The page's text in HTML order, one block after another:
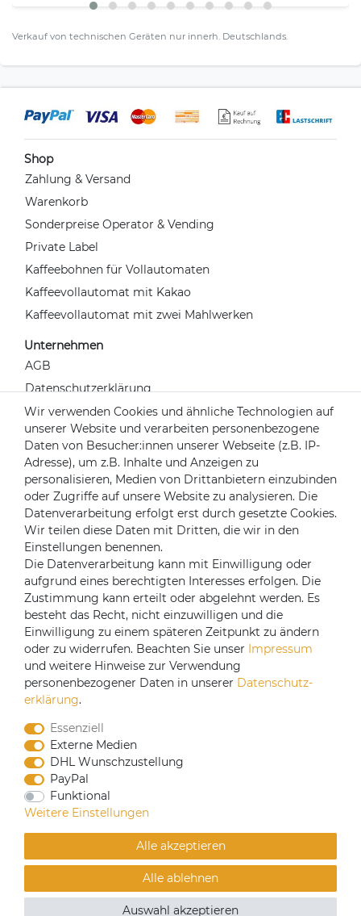
Verkauf von technischen Geräten nur innerh. Deutschlands.
Shop
Zahlung & Versand
Warenkorb
Sonderpreise Operator & Vending
Private Label
Kaffeebohnen für Vollautomaten
Kaffeevollautomat mit Kakao
Kaffeevollautomat mit zwei Mahlwerken
Unternehmen
AGB
Datenschutzerklärung
Widerrufsrecht
Impressum
Kontakt
Über uns
Mein Konto
Login
Registrieren
Versandpartner
CoffeeB2B hat eine Einkaufsvereinbarung mit
Coffeefair. Sollten Sie den Mindestbestellwert nicht
erreichen, können Sie bei www.coffeefair.de bestellen.
Verkauf nur an gewerbliche Kunden | Mindestbestellwert
© Copyright 2019 Alle Rechte vorbehalten. | webshop by
Wir verwenden Cookies und ähnliche Technologien auf
unserer Website und verarbeiten personenbezogene
Daten von Besucher:innen unserer Webseite (z.B. IP-
Adresse), um z.B. Inhalte und Anzeigen zu
personalisieren, Medien von Drittanbietern einzubinden
oder Zugriffe auf unsere Website zu analysieren. Die
Datenverarbeitung erfolgt erst durch gesetzte Cookies.
Wir teilen diese Daten mit Dritten, die wir in den
Einstellungen benennen.
Die Datenverarbeitung kann mit Einwilligung oder
aufgrund eines berechtigten Interesses erfolgen. Die
Zustimmung kann erteilt oder abgelehnt werden. Es
besteht das Recht, nicht einzuwilligen und die
Einwilligung zu einem späteren Zeitpunkt zu ändern
oder zu widerrufen. Beachten Sie unser Impressum
und weitere Hinweise zur Verwendung
personenbezogener Daten in unserer Daten­schutz­
erklärung.
Essenziell
Externe Medien
DHL Wunschzustellung
PayPal
Funktional
Weitere Einstellungen
Alle akzeptieren
Alle ablehnen
Auswahl akzeptieren